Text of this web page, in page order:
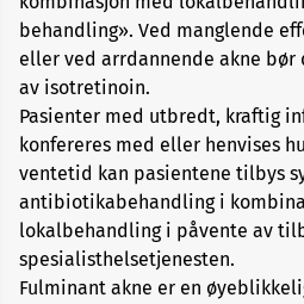
behandling». Ved manglende
eller ved arrdannende akne
av isotretinoin.
Pasienter med utbredt, kraftig
konfereres med eller henvises
ventetid kan pasientene tilbys
antibiotikabehandling i
lokalbehandling i påvente av
spesialisthelsetjenesten.
Fulminant akne er en